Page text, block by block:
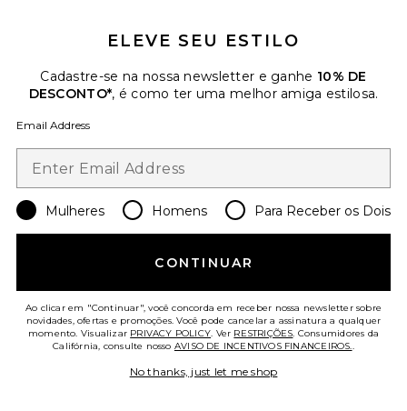
Alera Shirt
Favorite Winslow Boyfriend Jeans
ELEVE SEU ESTILO
Cadastre-se na nossa newsletter e ganhe 10% DE
DESCONTO*, é como ter uma melhor amiga estilosa.
Email Address
Mulheres Homens Para Receber os Dois
CONTINUAR
Ao clicar em "Continuar", você concorda em receber nossa newsletter sobre
novidades, ofertas e promoções. Você pode cancelar a assinatura a qualquer
momento. Visualizar PRIVACY POLICY. Ver RESTRIÇÕES. Consumidores da
Califórnia, consulte nosso AVISO DE INCENTIVOS FINANCEIROS..
No thanks, just let me shop